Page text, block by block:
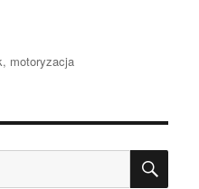
, motoryzacja